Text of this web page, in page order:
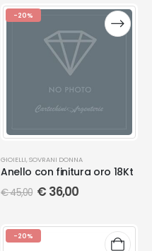
-20%
GIOIELLI, SOVRANI DONNA
Anello con finitura oro 18Kt
€45,00 € 36,00
-20%